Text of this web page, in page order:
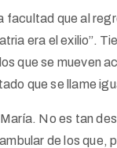
facultad que al
era el exilio”.
que se mueven
que se llame
No es tan
de los que,